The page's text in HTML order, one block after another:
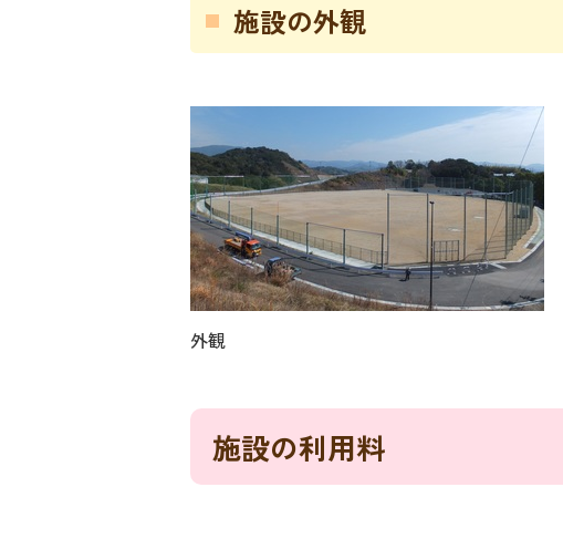
施設の外観
外観
施設の利用料